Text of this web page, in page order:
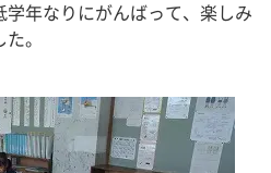
年なりにがんばって、楽しみ
。